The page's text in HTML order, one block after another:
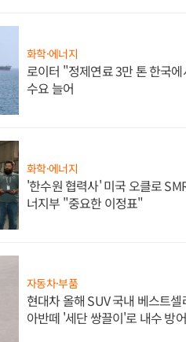
화학·에너지
로이터 "정제연료 3만 톤 한국
수요 늘어
화학·에너지
'한수원 협력사' 미국 오클로
너지부 "중요한 이정표"
자동차·부품
현대차 올해 SUV 국내 베스트
아반떼 '세단 쌍끌이'로 내수 방어